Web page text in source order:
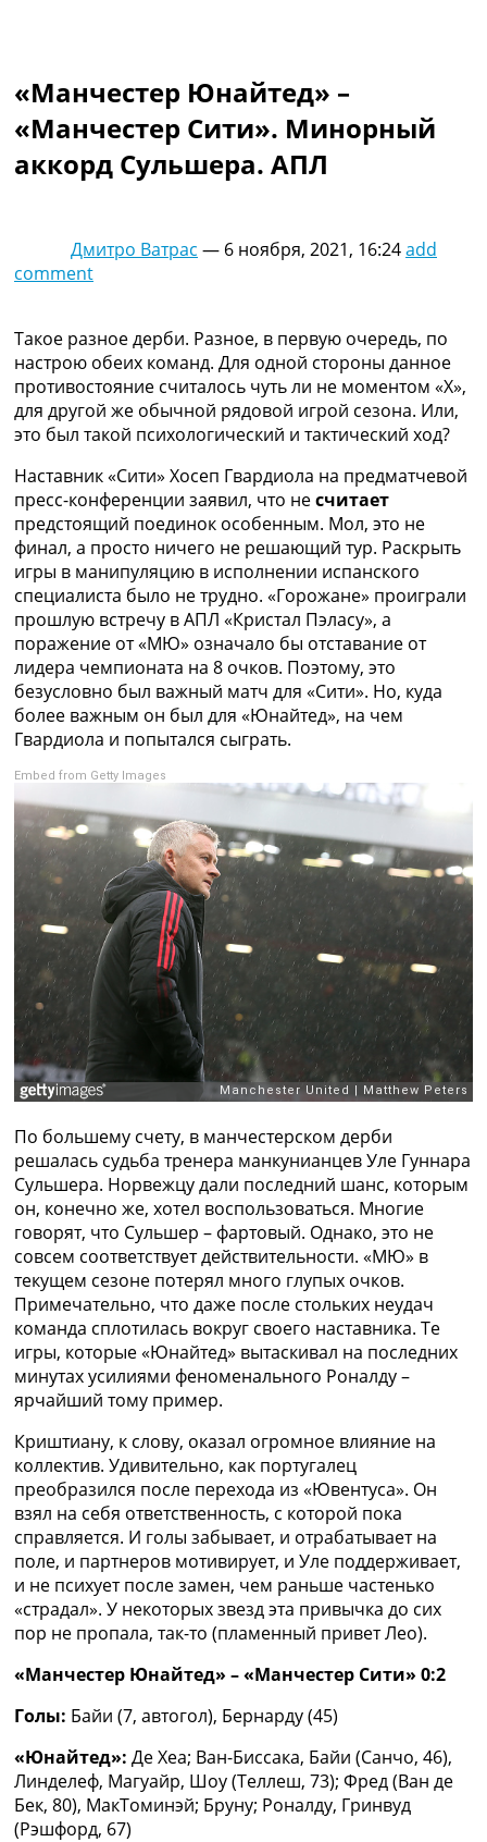
Украина. Премьер-Лига
Украина. Первая Лига
Лига Чемпионов
Англия. Премьер Лига
Испания. Ла Лига
Таблицы групп Чемпионата Мира
Лига Чемпионов. Таблицы групп
Англия. Премьер-Лига
Испания. Ла Лига
Все таблицы >>>
Рейтинги
Рейтинг клубов УЕФА
Рейтинг ФИФА
ТВ программа
RU
UA
Categories
Главная
Новости футбола
Видео
Трансферы
Новости футбола Украины
Последние комментарии
Конкурс прогнозов
Логин
Рейтинги
Правила
Коллективный прогноз
Турниры
Чемпионат Мира
Украина. Премьер-Лига
Украина. Первая Лига
Лига Чемпионов
Англия. Премьер Лига
Испания. Ла Лига
Таблицы
Таблицы групп Чемпионата Мира
Украина. Премьер-Лига
Украина. Первая Лига
Лига Чемпионов. Таблицы групп
Англия. Премьер-Лига
Испания. Ла Лига
Все таблицы >>>
Рейтинги
Рейтинг стран УЕФА
Рейтинг клубов УЕФА
Рейтинг ФИФА
«Манчестер Юнайтед» –
«Манчестер Сити». Минорный
аккорд Сульшера. АПЛ
Дмитро Ватрас — 6 ноября, 2021, 16:24add
comment
Такое разное дерби. Разное, в первую очередь, по
настрою обеих команд. Для одной стороны данное
противостояние считалось чуть ли не моментом «Х»,
для другой же обычной рядовой игрой сезона. Или,
это был такой психологический и тактический ход?
Наставник «Сити» Хосеп Гвардиола на предматчевой
пресс-конференции заявил, что несчитает
предстоящий поединок особенным. Мол, это не
финал, а просто ничего не решающий тур. Раскрыть
игры в манипуляцию в исполнении испанского
специалиста было не трудно. «Горожане» проиграли
прошлую встречу в АПЛ «Кристал Пэласу», а
поражение от «МЮ» означало бы отставание от
лидера чемпионата на 8 очков. Поэтому, это
безусловно был важный матч для «Сити». Но, куда
более важным он был для «Юнайтед», на чем
Гвардиола и попытался сыграть.
Embed from Getty Images
По большему счету, в манчестерском дерби
решалась судьба тренера манкунианцев Уле Гуннара
Сульшера. Норвежцу дали последний шанс, которым
он, конечно же, хотел воспользоваться. Многие
говорят, что Сульшер – фартовый. Однако, это не
совсем соответствует действительности. «МЮ» в
текущем сезоне потерял много глупых очков.
Примечательно, что даже после стольких неудач
команда сплотилась вокруг своего наставника. Те
игры, которые «Юнайтед» вытаскивал на последних
минутах усилиями феноменального Роналду –
ярчайший тому пример.
Криштиану, к слову, оказал огромное влияние на
коллектив. Удивительно, как португалец
преобразился после перехода из «Ювентуса». Он
взял на себя ответственность, с которой пока
справляется. И голы забывает, и отрабатывает на
поле, и партнеров мотивирует, и Уле поддерживает,
и не психует после замен, чем раньше частенько
«страдал». У некоторых звезд эта привычка до сих
пор не пропала, так-то (пламенный привет Лео).
«Манчестер Юнайтед» – «Манчестер Сити» 0:2
Голы: Байи (7, автогол), Бернарду (45)
«Юнайтед»: Де Хеа; Ван-Биссака, Байи (Санчо, 46),
Линделеф, Магуайр, Шоу (Теллеш, 73); Фред (Ван де
Бек, 80), МакТоминэй; Бруну; Роналду, Гринвуд
(Рэшфорд, 67)